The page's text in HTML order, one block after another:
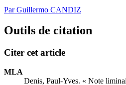
Par Guillermo CANDIZ
Outils de citation
Citer cet article
MLA
Denis, Paul-Yves. « Note